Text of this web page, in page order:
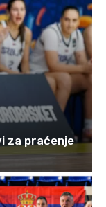
za praćenje